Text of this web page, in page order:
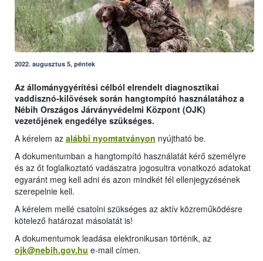
2022. augusztus 5, péntek
Az állománygyérítési célból elrendelt diagnosztikai
vaddisznó-kilövések során hangtompító használatához a
Nébih Országos Járványvédelmi Központ (OJK)
vezetőjének engedélye szükséges.
A kérelem az alábbi nyomtatványon nyújtható be.
A dokumentumban a hangtompító használatát kérő személyre
és az őt foglalkoztató vadászatra jogosultra vonatkozó adatokat
egyaránt meg kell adni és azon mindkét fél ellenjegyzésének
szerepelnie kell.
A kérelem mellé csatolni szükséges az aktív közreműködésre
kötelező határozat másolatát is!
A dokumentumok leadása elektronikusan történik, az
ojk@nebih.gov.hu e-mail címen.